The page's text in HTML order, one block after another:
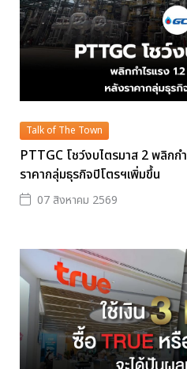
Talk of The Town
PTTGC โชว์งบไตรมาส 2 พลิกก
ราคากลุ่มธุรกิจปิโตรฯเพิ่มขึ้น
07 สิงหาคม 2569